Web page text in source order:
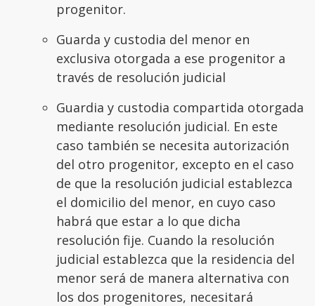
progenitor.
Guarda y custodia del menor en
exclusiva otorgada a ese progenitor a
través de resolución judicial
Guardia y custodia compartida otorgada
mediante resolución judicial. En este
caso también se necesita autorización
del otro progenitor, excepto en el caso
de que la resolución judicial establezca
el domicilio del menor, en cuyo caso
habrá que estar a lo que dicha
resolución fije. Cuando la resolución
judicial establezca que la residencia del
menor será de manera alternativa con
los dos progenitores, necesitará